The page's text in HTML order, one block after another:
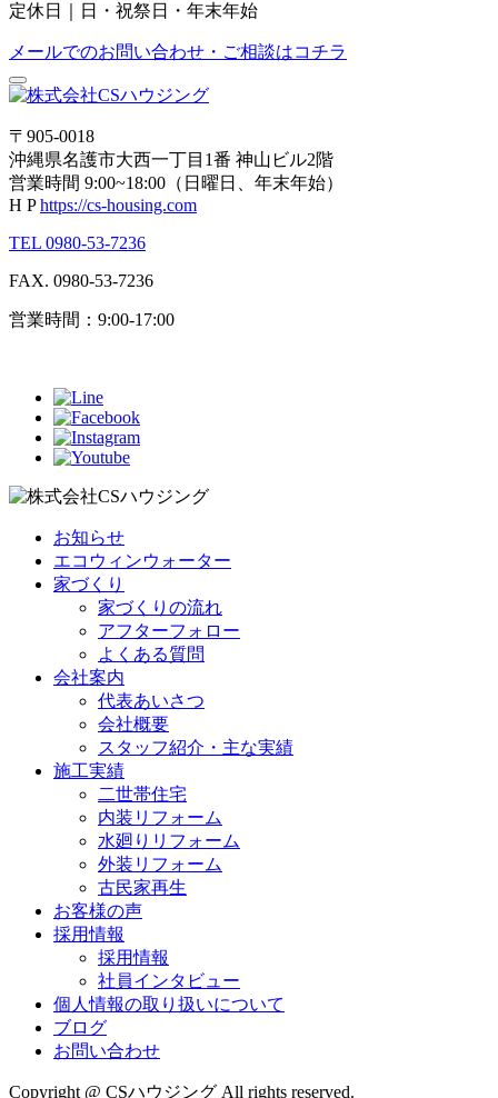
定休日｜日・祝祭日・年末年始
メールでのお問い合わせ・ご相談はコチラ
〒905-0018
沖縄県名護市大西一丁目1番 神山ビル2階
営業時間 9:00~18:00（日曜日、年末年始）
H Phttps://cs-housing.com
TEL 0980-53-7236
FAX. 0980-53-7236
営業時間：9:00-17:00
お知らせ
エコウィンウォーター
家づくり
家づくりの流れ
アフターフォロー
よくある質問
会社案内
代表あいさつ
会社概要
スタッフ紹介・主な実績
施工実績
二世帯住宅
内装リフォーム
水廻りリフォーム
外装リフォーム
古民家再生
お客様の声
採用情報
採用情報
社員インタビュー
個人情報の取り扱いについて
ブログ
お問い合わせ
Copyright @ CSハウジング All rights reserved.